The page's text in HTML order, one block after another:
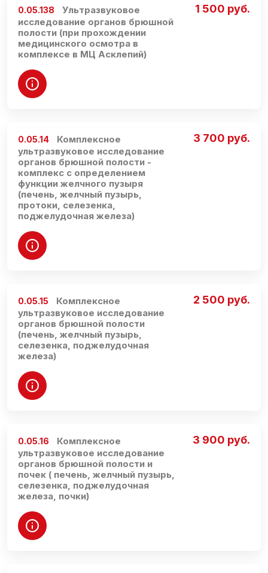
0.05.138
Ультразвуковое
исследование органов брюшной
полости (при прохождении
медицинского осмотра в
комплексе в МЦ Асклепий)
1 500 руб.
0.05.14
Комплексное
ультразвуковое исследование
органов брюшной полости -
комплекс с определением
функции желчного пузыря
(печень, желчный пузырь,
протоки, селезенка,
поджелудочная железа)
3 700 руб.
0.05.15
Комплексное
ультразвуковое исследование
органов брюшной полости
(печень, желчный пузырь,
селезенка, поджелудочная
железа)
2 500 руб.
0.05.16
Комплексное
ультразвуковое исследование
органов брюшной полости и
почек ( печень, желчный пузырь,
селезенка, поджелудочная
железа, почки)
3 900 руб.